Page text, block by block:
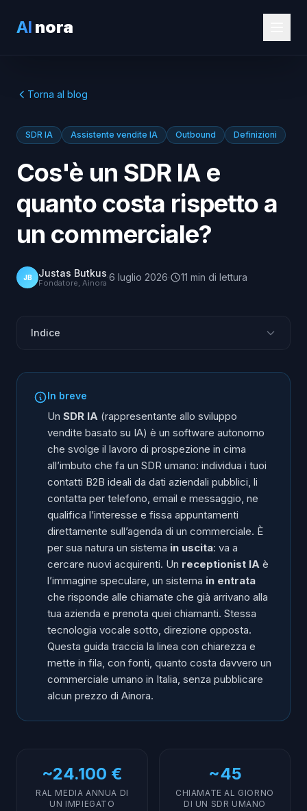
AI nora
Torna al blog
SDR IA Assistente vendite IA Outbound Definizioni
Cos'è un SDR IA e
quanto costa rispetto a
un commerciale?
JB Justas Butkus
Fondatore, Ainora·6 luglio 2026· 11 min di lettura
Indice
SDR IA o receptionist IA: qual è la differenza?
Quanto costa un commerciale (SDR umano) in Italia?
Come trova e contatta i contatti un SDR IA?
Chi ha davvero bisogno di un SDR IA?
In breve
Un SDR IA (rappresentante allo sviluppo
vendite basato su IA) è un software autonomo
che svolge il lavoro di prospezione in cima
all’imbuto che fa un SDR umano: individua i tuoi
contatti B2B ideali da dati aziendali pubblici, li
contatta per telefono, email e messaggio, ne
qualifica l’interesse e fissa appuntamenti
direttamente sull’agenda di un commerciale. È
per sua natura un sistema in uscita: va a
cercare nuovi acquirenti. Un receptionist IA è
l’immagine speculare, un sistema in entrata
che risponde alle chiamate che già arrivano alla
tua azienda e prenota quei chiamanti. Stessa
tecnologia vocale sotto, direzione opposta.
Questa guida traccia la linea con chiarezza e
mette in fila, con fonti, quanto costa davvero un
commerciale umano in Italia, senza pubblicare
alcun prezzo di Ainora.
~24.100 €
RAL MEDIA ANNUA DI
UN IMPIEGATO
~45
CHIAMATE AL GIORNO
DI UN SDR UMANO